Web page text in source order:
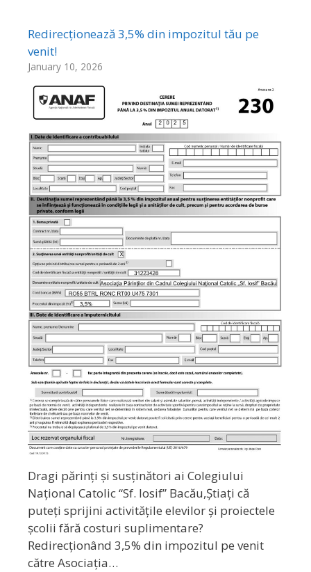
Redirecționează 3,5% din impozitul tău pe
venit!
January 10, 2026
Dragi părinți și susținători ai Colegiului
Național Catolic “Sf. Iosif” Bacău,Știați că
puteți sprijini activitățile elevilor și proiectele
școlii fără costuri suplimentare?
Redirecționând 3,5% din impozitul pe venit
către Asociația…